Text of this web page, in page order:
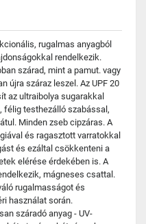
rugalmas anyagból
rendelkezik.
szárad, mint a pamut. vagy
újra száraz leszel. Az UPF 20
az ultraibolya sugarakkal
félig testhezálló szabással,
Minden zseb cipzáras. A
és ragasztott varratokkal
és ezáltal csökkenteni a
elérése érdekében is. A
mágneses csattal.
rugalmasságot és
használat során.
száradó anyag - UV-